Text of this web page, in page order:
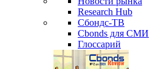
Research Hub
Сбондс-ТВ
Cbonds для СМИ
Глоссарий